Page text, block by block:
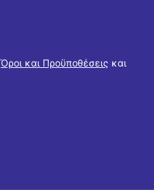
Όροι και Προϋποθέσεις και